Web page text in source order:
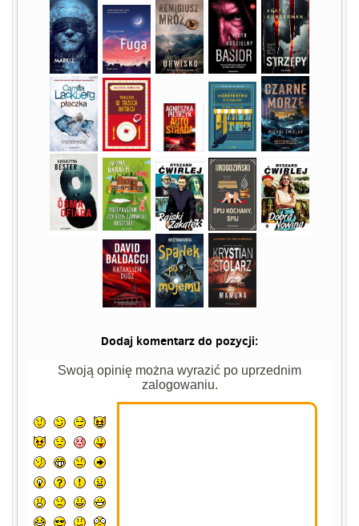
Dodaj komentarz do pozycji:
Swoją opinię można wyrazić po uprzednim
zalogowaniu.